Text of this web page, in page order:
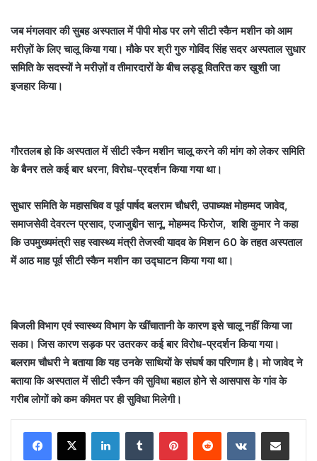
जब मंगलवार की सुबह अस्पताल में पीपी मोड पर लगे सीटी स्कैन मशीन को आम
मरीज़ों के लिए चालू किया गया। मौके पर श्री गुरु गोविंद सिंह सदर अस्पताल सुधार
समिति के सदस्यों ने मरीज़ों व तीमारदारों के बीच लड्डू वितरित कर खुशी जा
इजहार किया।
गौरतलब हो कि अस्पताल में सीटी स्कैन मशीन चालू करने की मांग को लेकर समिति
के बैनर तले कई बार धरना, विरोध-प्रदर्शन किया गया था।
सुधार समिति के महासचिव व पूर्व पार्षद बलराम चौधरी, उपाध्यक्ष मोहम्मद जावेद,
समाजसेवी देवरत्न प्रसाद, एजाजुद्दीन सानू, मोहम्मद फिरोज, शशि कुमार ने कहा
कि उपमुख्यमंत्री सह स्वास्थ्य मंत्री तेजस्वी यादव के मिशन 60 के तहत अस्पताल
में आठ माह पूर्व सीटी स्कैन मशीन का उद्घाटन किया गया था।
बिजली विभाग एवं स्वास्थ्य विभाग के खींचातानी के कारण इसे चालू नहीं किया जा
सका। जिस कारण सड़क पर उतरकर कई बार विरोध-प्रदर्शन किया गया।
बलराम चौधरी ने बताया कि यह उनके साथियों के संघर्ष का परिणाम है। मो जावेद ने
बताया कि अस्पताल में सीटी स्कैन की सुविधा बहाल होने से आसपास के गांव के
गरीब लोगों को कम कीमत पर ही सुविधा मिलेगी।
LinkedInTumblr PinterestReddit VKontakteShare via Email